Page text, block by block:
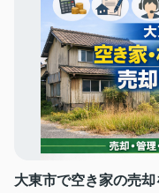
大東市で空き家の売